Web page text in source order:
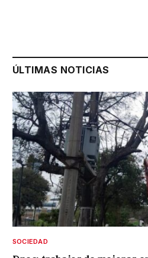
ÚLTIMAS NOTICIAS
SOCIEDAD